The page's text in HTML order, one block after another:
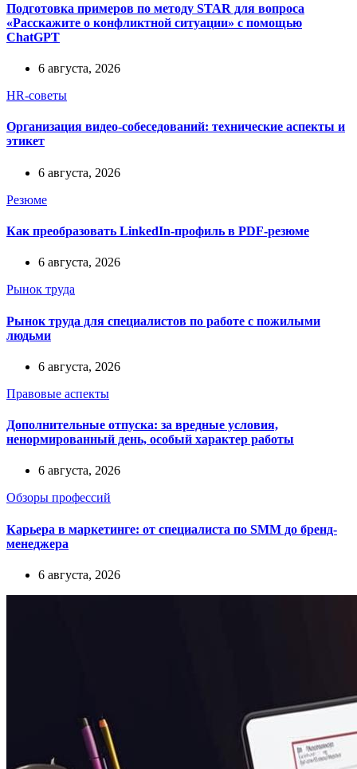
Подготовка примеров по методу STAR для вопроса
«Расскажите о конфликтной ситуации» с помощью
ChatGPT
6 августа, 2026
HR-советы
Организация видео-собеседований: технические аспекты и
этикет
6 августа, 2026
Резюме
Как преобразовать LinkedIn-профиль в PDF-резюме
6 августа, 2026
Рынок труда
Рынок труда для специалистов по работе с пожилыми
людьми
6 августа, 2026
Правовые аспекты
Дополнительные отпуска: за вредные условия,
ненормированный день, особый характер работы
6 августа, 2026
Обзоры профессий
Карьера в маркетинге: от специалиста по SMM до бренд-
менеджера
6 августа, 2026